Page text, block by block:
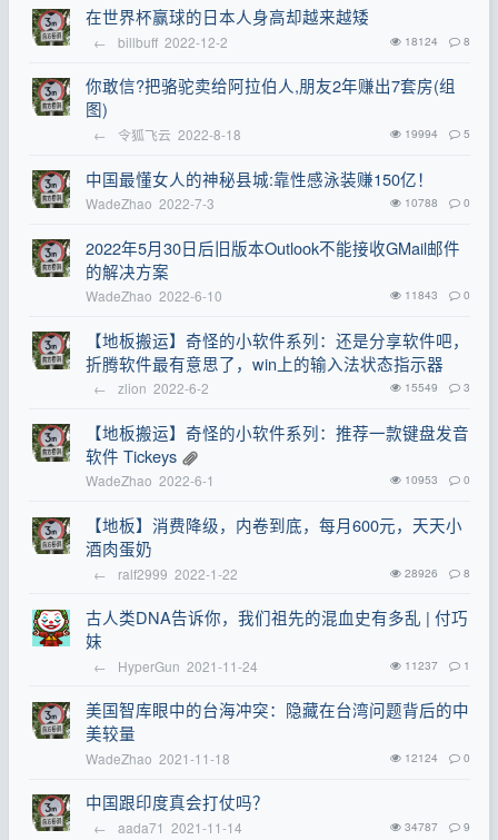
在世界杯赢球的日本人身高却越来越矮
← billbuff 2022-12-2 18124 8
你敢信?把骆驼卖给阿拉伯人,朋友2年赚出7套房(组
图)
← 令狐飞云 2022-8-18 19994 5
中国最懂女人的神秘县城:靠性感泳装赚150亿！
WadeZhao 2022-7-3 10788 0
2022年5月30日后旧版本Outlook不能接收GMail邮件
的解决方案
WadeZhao 2022-6-10 11843 0
【地板搬运】奇怪的小软件系列：还是分享软件吧，
折腾软件最有意思了，win上的输入法状态指示器
← zlion 2022-6-2 15549 3
【地板搬运】奇怪的小软件系列：推荐一款键盘发音
软件 Tickeys
WadeZhao 2022-6-1 10953 0
【地板】消费降级，内卷到底，每月600元，天天小
酒肉蛋奶
← ralf2999 2022-1-22 28926 8
古人类DNA告诉你，我们祖先的混血史有多乱 | 付巧
妹
← HyperGun 2021-11-24 11237 1
美国智库眼中的台海冲突：隐藏在台湾问题背后的中
美较量
WadeZhao 2021-11-18 12124 0
中国跟印度真会打仗吗？
← aada71 2021-11-14 34787 9